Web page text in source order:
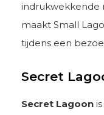
indrukwekkende
maakt Small
tijdens een
Secret
Secret Lagoon